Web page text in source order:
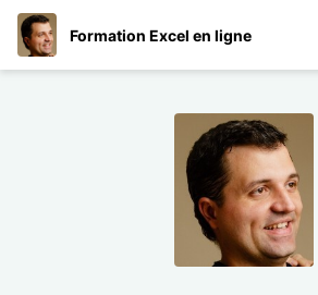
Formation Excel en ligne